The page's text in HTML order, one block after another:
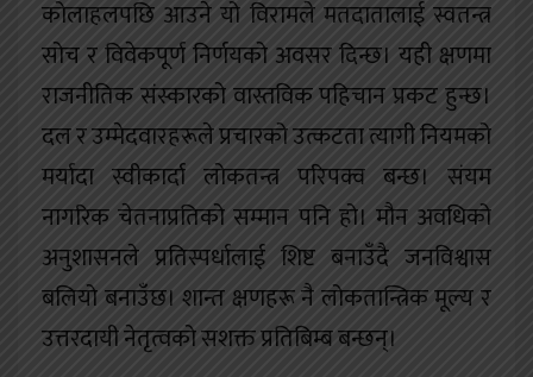
कोलाहलपछि आउने यो विरामले मतदातालाई स्वतन्त्र
सोच र विवेकपूर्ण निर्णयको अवसर दिन्छ। यही क्षणमा
राजनीतिक संस्कारको वास्तविक पहिचान प्रकट हुन्छ।
दल र उम्मेदवारहरूले प्रचारको उत्कटता त्यागी नियमको
मर्यादा स्वीकार्दा लोकतन्त्र परिपक्व बन्छ। संयम
नागरिक चेतनाप्रतिको सम्मान पनि हो। मौन अवधिको
अनुशासनले प्रतिस्पर्धालाई शिष्ट बनाउँदै जनविश्वास
बलियो बनाउँछ। शान्त क्षणहरू नै लोकतान्त्रिक मूल्य र
उत्तरदायी नेतृत्वको सशक्त प्रतिबिम्ब बन्छन्।